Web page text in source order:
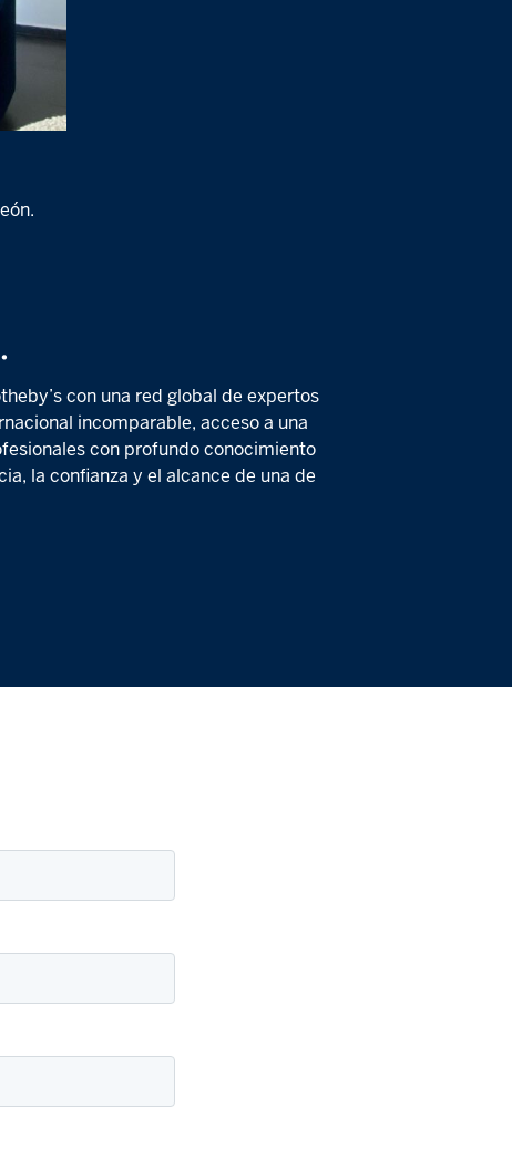
con una red global de expertos
incomparable, acceso a una
con profundo conocimiento
la confianza y el alcance de una de